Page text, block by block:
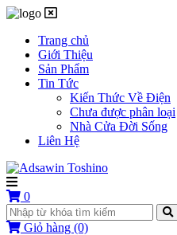
Trang chủ
Giới Thiệu
Sản Phẩm
Tin Tức
Kiến Thức Về Điện
Chưa được phân loại
Nhà Cửa Đời Sống
Liên Hệ
0
Giỏ hàng (0)